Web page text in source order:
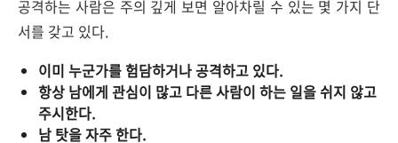
공격하는 사람은 주의 깊게 보면 알아차릴 수 있는 몇 가지 단
서를 갖고 있다.
이미 누군가를 험담하거나 공격하고 있다.
항상 남에게 관심이 많고 다른 사람이 하는 일을 쉬지 않고
주시한다.
남 탓을 자주 한다.